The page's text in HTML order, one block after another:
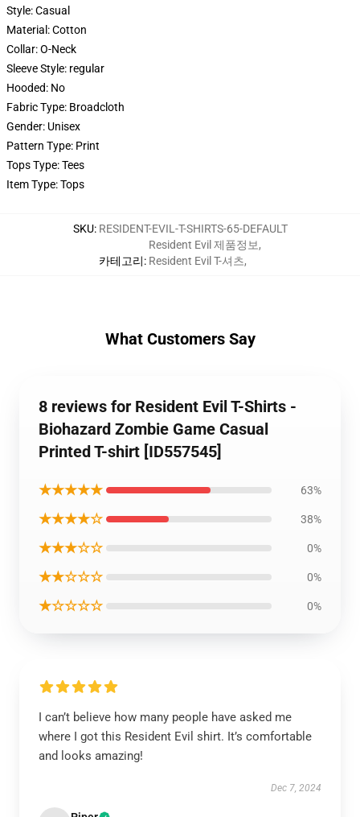
Style:Casual
Material:Cotton
Collar:O-Neck
Sleeve Style: regular
Hooded: No
Fabric Type: Broadcloth
Gender: Unisex
Pattern Type: Print
Tops Type:Tees
Item Type:Tops
SKU: RESIDENT-EVIL-T-SHIRTS-65-DEFAULT
카테고리:
Resident Evil 제품정보,
Resident Evil T-셔츠,
What Customers Say
8 reviews for Resident Evil T-Shirts -
Biohazard Zombie Game Casual
Printed T-shirt [ID557545]
★★★★★ 63%
★★★★☆ 38%
★★★☆☆ 0%
★★☆☆☆ 0%
★☆☆☆☆ 0%
I can’t believe how many people have asked me
where I got this Resident Evil shirt. It’s comfortable
and looks amazing!
Dec 7, 2024